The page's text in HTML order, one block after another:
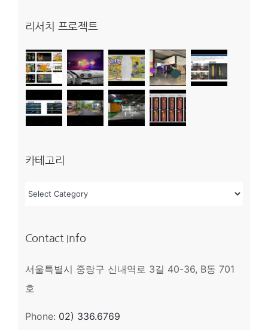
리서치 프로젝트
카테고리
카
Contact Info
서울특별시 중랑구 신내역로 3길 40-36, B동 701
호
Phone: 02) 336.6769